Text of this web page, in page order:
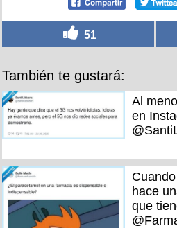
51
También te gustará:
Al
en
hace
que